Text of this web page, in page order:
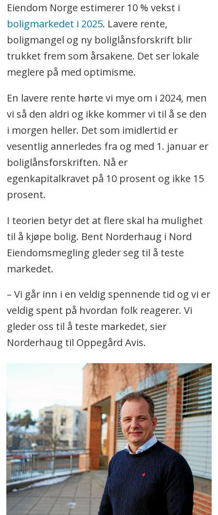
Eiendom Norge estimerer 10 % vekst i
boligmarkedet i 2025. Lavere rente,
boligmangel og ny boliglånsforskrift blir
trukket frem som årsakene. Det ser lokale
meglere på med optimisme.
En lavere rente hørte vi mye om i 2024, men
vi så den aldri og ikke kommer vi til å se den
i morgen heller. Det som imidlertid er
vesentlig annerledes fra og med 1. januar er
boliglånsforskriften. Nå er
egenkapitalkravet på 10 prosent og ikke 15
prosent.
I teorien betyr det at flere skal ha mulighet
til å kjøpe bolig. Bent Norderhaug i Nord
Eiendomsmegling gleder seg til å teste
markedet.
– Vi går inn i en veldig spennende tid og vi er
veldig spent på hvordan folk reagerer. Vi
gleder oss til å teste markedet, sier
Norderhaug til Oppegård Avis.